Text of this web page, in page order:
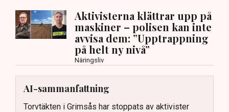
Aktivisterna klättrar upp på
maskiner – polisen kan inte
avvisa dem: ”Upptrappning
på helt ny nivå”
Näringsliv
AI-sammanfattning
Torvtäkten i Grimsås har stoppats av aktivister